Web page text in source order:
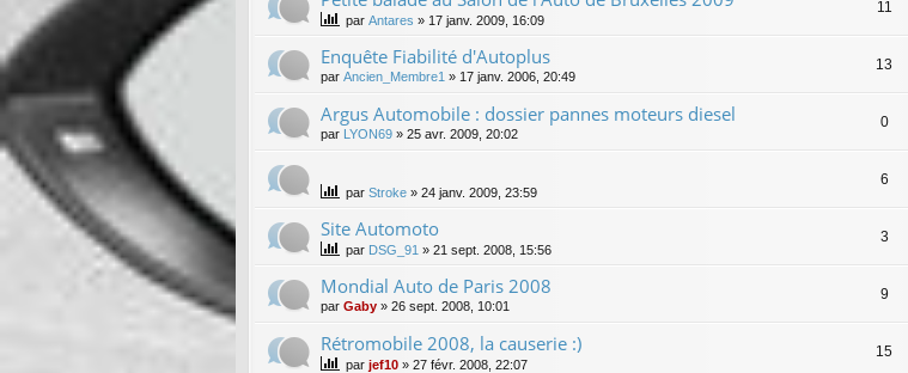
par Antares » 17 janv. 2009, 16:09
11
Enquête Fiabilité d'Autoplus
par Ancien_Membre1 » 17 janv. 2006, 20:49
13
Argus Automobile : dossier pannes moteurs diesel
par LYON69 » 25 avr. 2009, 20:02
0
par Stroke » 24 janv. 2009, 23:59
6
Site Automoto
par DSG_91 » 21 sept. 2008, 15:56
3
Mondial Auto de Paris 2008
par Gaby » 26 sept. 2008, 10:01
9
Rétromobile 2008, la causerie :)
par jef10 » 27 févr. 2008, 22:07
15